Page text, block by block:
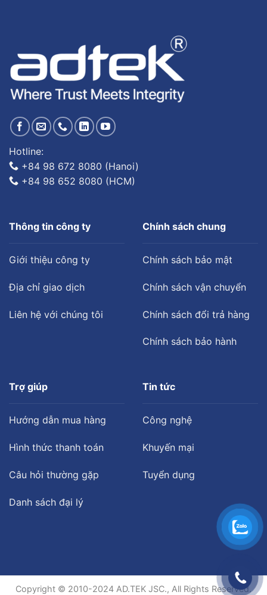
Hotline:
+84 98 672 8080 (Hanoi)
+84 98 652 8080 (HCM)
Thông tin công ty
Giới thiệu công ty
Địa chỉ giao dịch
Liên hệ với chúng tôi
Chính sách chung
Chính sách bảo mật
Chính sách vận chuyển
Chính sách đổi trả hàng
Chính sách bảo hành
Trợ giúp
Hướng dẫn mua hàng
Hình thức thanh toán
Câu hỏi thường gặp
Danh sách đại lý
Tin tức
Công nghệ
Khuyến mại
Tuyển dụng
Copyright © 2010-2024 AD.TEK JSC., All Rights Reserved.